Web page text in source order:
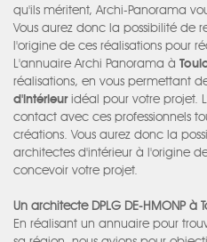
qu'ils méritent, Archi-Panorama
Vous aurez donc la possibilité de
l'origine de ces réalisations pour
L'annuaire Archi Panorama à
réalisations, en vous permettant
d'intérieuridéal pour votre projet.
contact avec ces professionnels
créations. Vous aurez donc la
architectes d'intérieur à l'origine
concevoir votre projet.
Un architecte DPLG DE-HMONP à
En réalisant un annuaire pour